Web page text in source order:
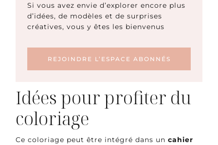
Si vous avez envie d’explorer encore plus
d’idées, de modèles et de surprises
créatives, vous y êtes les bienvenus
REJOINDRE L’ESPACE ABONNÉS
Idées pour profiter du
coloriage
Ce coloriage peut être intégré dans un cahier